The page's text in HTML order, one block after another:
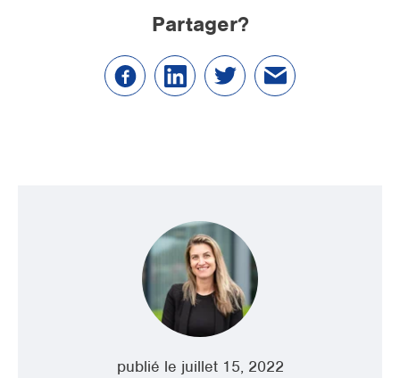
Partager?
publié le juillet 15, 2022